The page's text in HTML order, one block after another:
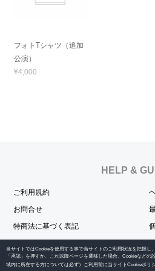
当サイトではCookieを使用する事で当サイトのご利用状況を把握し
「承認」を押すか、これ以降ページを遷移した場合、Cookieなど
域内に所在する方については必ず）ご利用前に当サイトCookieポリ
フォトTシャツ（追加
公演）
¥4,000
HELP &
ご利用規約
お問合せ
特商法に基づく表記
OFFICIAL